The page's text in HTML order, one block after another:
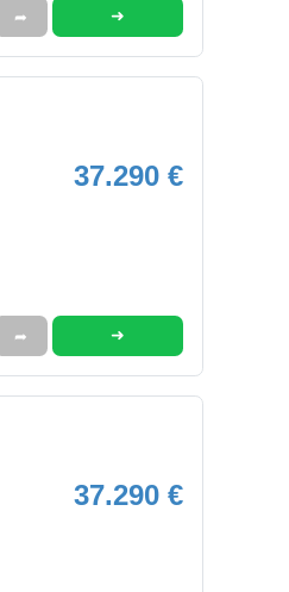
➦ ➜
37.290 €
➦ ➜
37.290 €